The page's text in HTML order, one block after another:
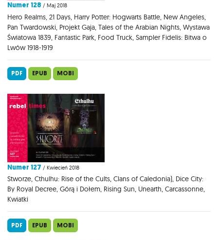
Numer 128 / Maj 2018
Hero Realms, 21 Days, Harry Potter: Hogwarts Battle, New Angeles,
Pan Twardowski, Projekt Gaja, Tales of the Arabian Nights, Wystawa
Światowa 1839, Fantastic Park, Food Truck, Sampler Fidelis: Bitwa o
Lwów 1918-1919
PDF EPUB MOBI
Numer 127 / Kwiecień 2018
Stworze, Cthulhu: Rise of the Cults, Clans of Caledonia), Dice City:
By Royal Decree, Górą i Dołem, Rising Sun, Unearth, Carcassonne,
Kwiatki
PDF EPUB MOBI